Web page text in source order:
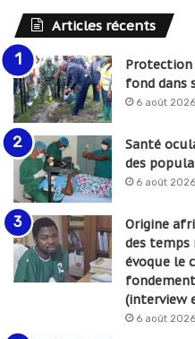
Articles récents
Protection
fond dans
6 août 2026
Santé
des
6 août 2026
Origine
des temps
évoque le
(interview
6 août 2026